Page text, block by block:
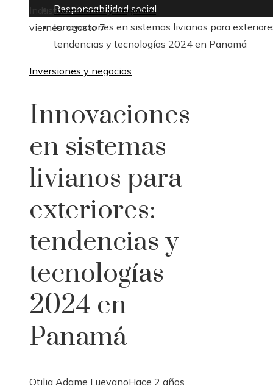
Industrial
viernes, agosto 7
Responsabilidad social
Inversiones y negocios
Innovaciones en sistemas livianos para
tendencias y tecnologías 2024 en Panamá
Inversiones y negocios
Innovaciones
en sistemas
livianos para
exteriores:
tendencias y
tecnologías
2024 en
Panamá
Otilia Adame LuevanoHace 2 años